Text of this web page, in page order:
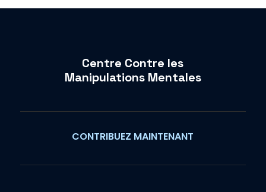
Centre Contre les
Manipulations Mentales
CONTRIBUEZ MAINTENANT